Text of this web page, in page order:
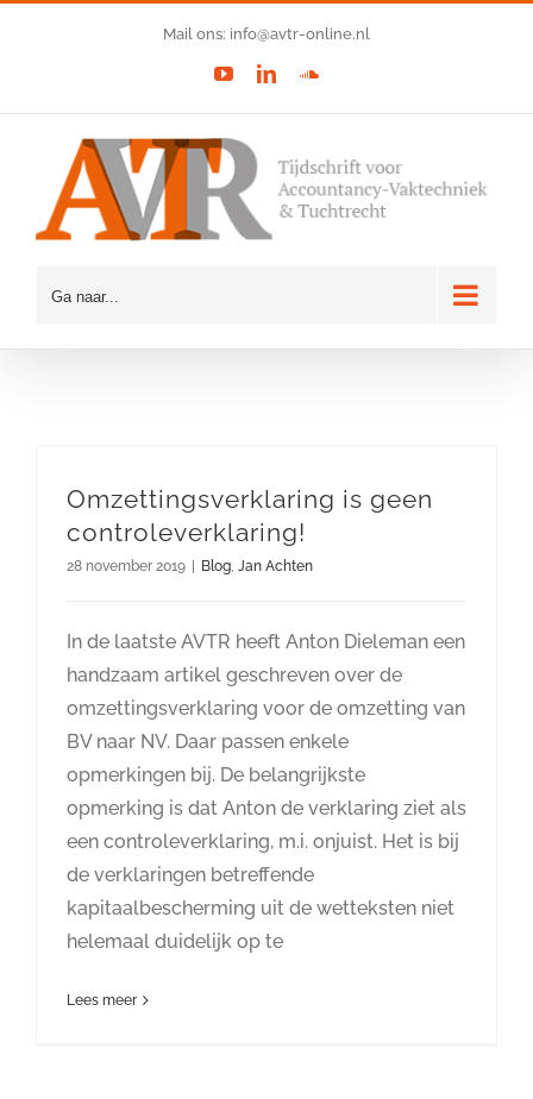
Mail ons: info@avtr-online.nl
YouTubeLinkedInSoundCloud
Ga naar...
Omzettingsverklaring is geen
controleverklaring!
28 november 2019 | Blog, Jan Achten
In de laatste AVTR heeft Anton Dieleman een
handzaam artikel geschreven over de
omzettingsverklaring voor de omzetting van
BV naar NV. Daar passen enkele
opmerkingen bij. De belangrijkste
opmerking is dat Anton de verklaring ziet als
een controleverklaring, m.i. onjuist. Het is bij
de verklaringen betreffende
kapitaalbescherming uit de wetteksten niet
helemaal duidelijk op te
Lees meer